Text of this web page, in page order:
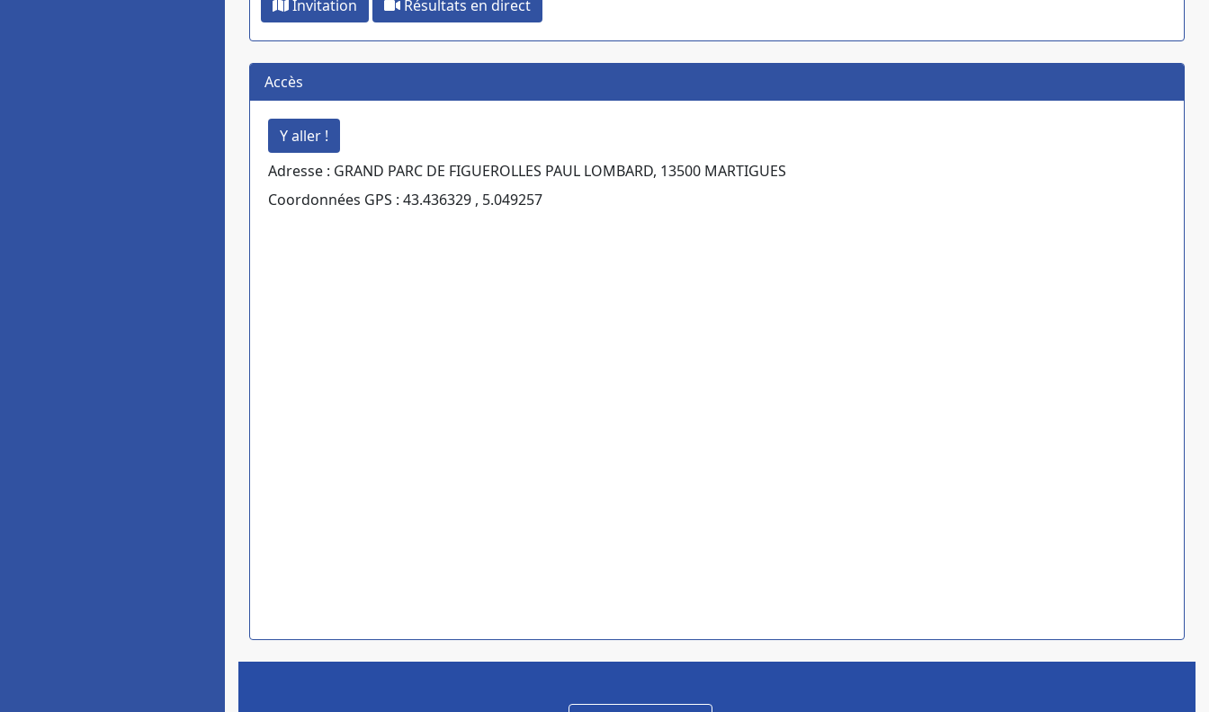
Invitation Résultats en direct
Accès
Adresse : GRAND PARC DE FIGUEROLLES PAUL LOMBARD, 13500 MARTIGUES
Coordonnées GPS : 43.436329 , 5.049257